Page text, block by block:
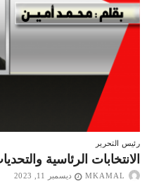
رئيس التحرير
الانتخابات الرئاسية والتحديات
MKAMAL ديسمبر 11, 2023